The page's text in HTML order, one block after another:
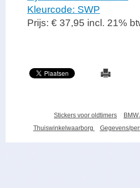
Kleurcode: SWP
Prijs: € 37,95 incl. 21%
Stickers voor oldtimers
Thuiswinkelwaarborg
Gegevens/